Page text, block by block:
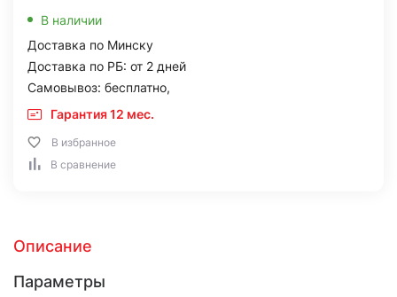
В наличии
Доставка по Минску
Доставка по РБ: от 2 дней
Самовывоз: бесплатно,
Гарантия 12 мес.
В избранное
В сравнение
Описание
Параметры